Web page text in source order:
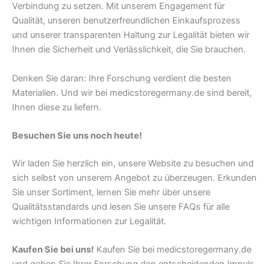
Verbindung zu setzen. Mit unserem Engagement für
Qualität, unseren benutzerfreundlichen Einkaufsprozess
und unserer transparenten Haltung zur Legalität bieten wir
Ihnen die Sicherheit und Verlässlichkeit, die Sie brauchen.
Denken Sie daran: Ihre Forschung verdient die besten
Materialien. Und wir bei medicstoregermany.de sind bereit,
Ihnen diese zu liefern.
Besuchen Sie uns noch heute!
Wir laden Sie herzlich ein, unsere Website zu besuchen und
sich selbst von unserem Angebot zu überzeugen. Erkunden
Sie unser Sortiment, lernen Sie mehr über unsere
Qualitätsstandards und lesen Sie unsere FAQs für alle
wichtigen Informationen zur Legalität.
Kaufen Sie bei uns! Kaufen Sie bei medicstoregermany.de